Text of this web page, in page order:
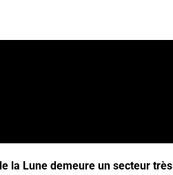
la Lune demeure un secteur très